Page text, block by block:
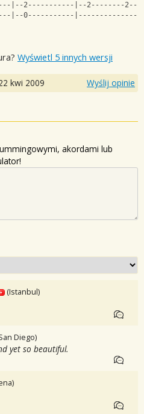
|--2-----------|--2--------2--
|--0-----------|--------------
Wyświetl 5 innych wersji
kwi 2009 Wyślij opinie
akordami lub
(Istanbul)
Diego)
yet so beautiful.